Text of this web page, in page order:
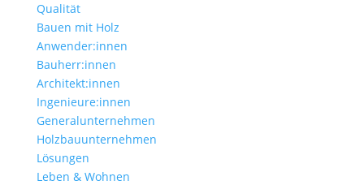
Qualität
Bauen mit Holz
Anwender:innen
Bauherr:innen
Architekt:innen
Ingenieure:innen
Generalunternehmen
Holzbauunternehmen
Lösungen
Leben & Wohnen